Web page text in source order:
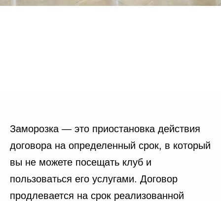
Заморозка — это приостановка действия
договора на определенный срок, в который
вы не можете посещать клуб и
пользоваться его услугами. Договор
продлевается на срок реализованной
ул. 30 лет Победы, 52а
Режим работы Адрес
Пн — Пт 6:00 - 24:00